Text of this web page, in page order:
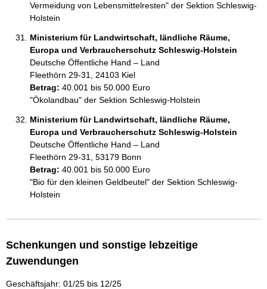
Vermeidung von Lebensmittelresten" der Sektion Schleswig-
Holstein
Ministerium für Landwirtschaft, ländliche Räume,
Europa und Verbraucherschutz Schleswig-Holstein
Deutsche Öffentliche Hand – Land
Fleethörn 29-31, 24103 Kiel
Betrag: 40.001 bis 50.000 Euro
"Ökolandbau" der Sektion Schleswig-Holstein
Ministerium für Landwirtschaft, ländliche Räume,
Europa und Verbraucherschutz Schleswig-Holstein
Deutsche Öffentliche Hand – Land
Fleethörn 29-31, 53179 Bonn
Betrag: 40.001 bis 50.000 Euro
"Bio für den kleinen Geldbeutel" der Sektion Schleswig-
Holstein
Schenkungen und sonstige lebzeitige
Zuwendungen
Geschäftsjahr: 01/25 bis 12/25